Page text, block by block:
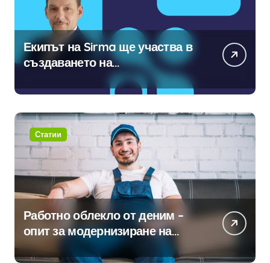
Екипът на Sirma ще участва в
създаването на
международните стандарти за
навлизане на изкуствен
интелект в хотелиерството
Статии
Работно облекло от деним –
опит за модернизиране на
традицията